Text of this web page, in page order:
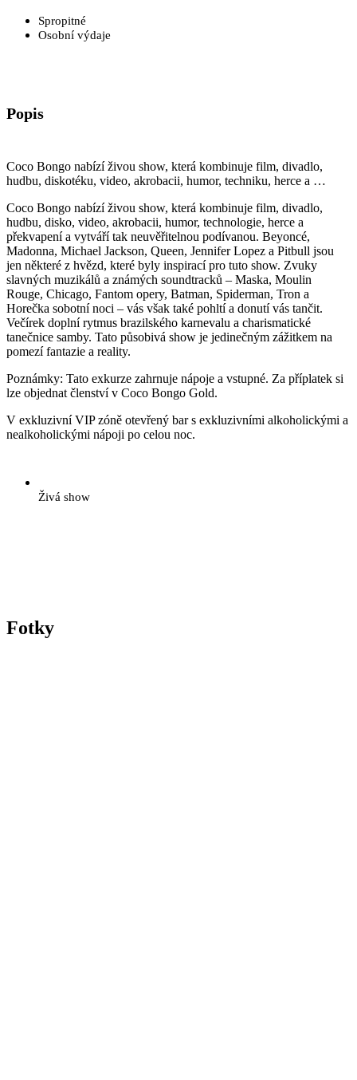
Spropitné
Osobní výdaje
Popis
Coco Bongo nabízí živou show, která kombinuje film, divadlo,
hudbu, diskotéku, video, akrobacii, humor, techniku, herce a …
Coco Bongo nabízí živou show, která kombinuje film, divadlo,
hudbu, disko, video, akrobacii, humor, technologie, herce a
překvapení a vytváří tak neuvěřitelnou podívanou. Beyoncé,
Madonna, Michael Jackson, Queen, Jennifer Lopez a Pitbull jsou
jen některé z hvězd, které byly inspirací pro tuto show. Zvuky
slavných muzikálů a známých soundtracků – Maska, Moulin
Rouge, Chicago, Fantom opery, Batman, Spiderman, Tron a
Horečka sobotní noci – vás však také pohltí a donutí vás tančit.
Večírek doplní rytmus brazilského karnevalu a charismatické
tanečnice samby. Tato působivá show je jedinečným zážitkem na
pomezí fantazie a reality.
Poznámky: Tato exkurze zahrnuje nápoje a vstupné. Za příplatek si
lze objednat členství v Coco Bongo Gold.
V exkluzivní VIP zóně otevřený bar s exkluzivními alkoholickými a
nealkoholickými nápoji po celou noc.
Živá show
Fotky